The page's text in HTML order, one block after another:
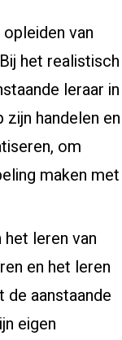
van
het realistisch
leraar in
handelen en
om
maken met
leren van
en het leren
aanstaande
eigen